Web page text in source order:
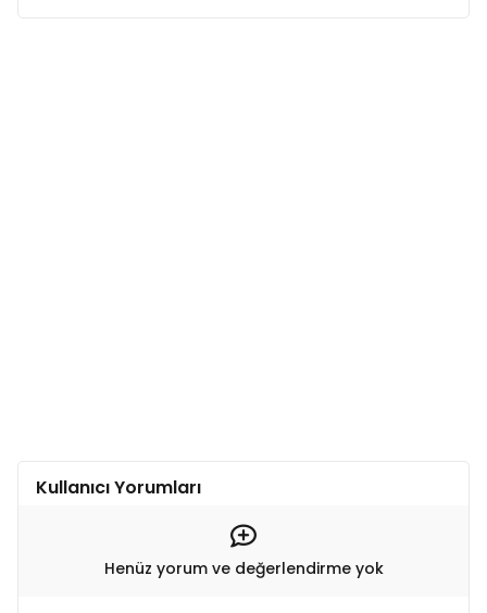
Kullanıcı Yorumları
Henüz yorum ve değerlendirme yok